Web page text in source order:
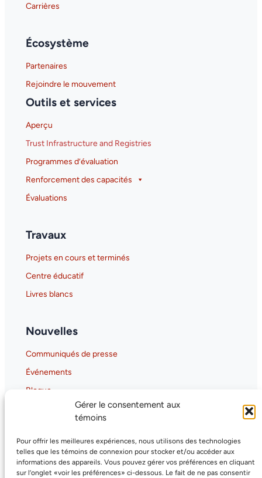
Gérer le consentement aux
témoins
Pour offrir les meilleures expériences, nous utilisons des technologies
telles que les témoins de connexion pour stocker et/ou accéder aux
informations des appareils. Vous pouvez gérer vos préférences en cliquant
sur l’onglet «voir les préférences» ci-dessous. Le fait de ne pas consentir
Carrières
Écosystème
Partenaires
Rejoindre le mouvement
Outils et services
Aperçu
Trust Infrastructure and Registries
Programmes d’évaluation
Renforcement des capacités
Évaluations
Travaux
Projets en cours et terminés
Centre éducatif
Livres blancs
Nouvelles
Communiqués de presse
Événements
Blogue
Gaia-X Hub Canada
Why GAIA-X Matters for Canada